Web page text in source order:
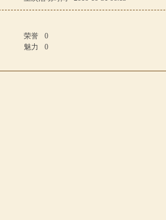
荣誉 0
魅力 0